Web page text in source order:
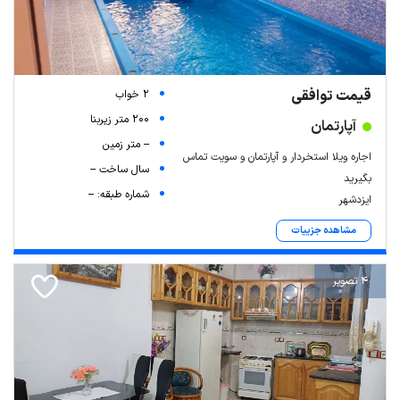
قیمت توافقی
آپارتمان
اجاره ویلا استخردار و آپارتمان و سویت تماس
بگیرید
ایزدشهر
مشاهده جزییات
2 خواب
200 متر زیربنا
-- متر زمین
سال ساخت --
شماره طبقه: --
4 تصویر